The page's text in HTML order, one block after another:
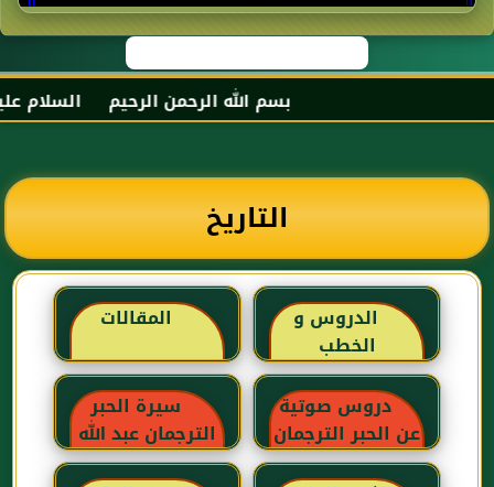
بسم الله الرحمن الرحيم السلام
التاريخ
الدروس و
الخطب
المقالات
دروس صوتية
عن الحبر الترجمان
سيرة الحبر
الترجمان عبد الله
بن عباس رضي